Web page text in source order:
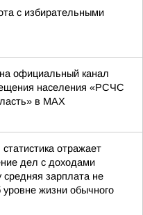
с избирательными
официальный канал
населения «РСЧС
в МАХ
отражает
дел с доходами
средняя зарплата не
уровне жизни обычного